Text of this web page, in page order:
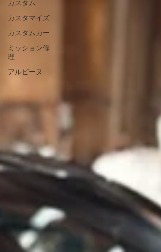
カスタム
カスタマイズ
カスタムカー
ミッション修
理
アルピーヌ